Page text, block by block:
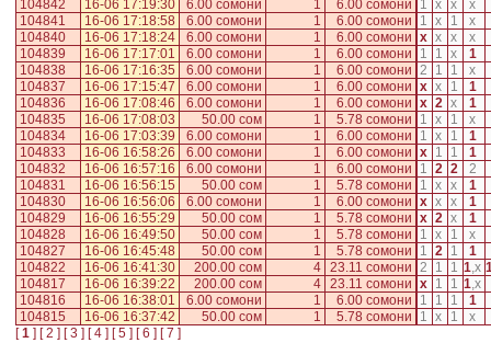
104842
16-06 17:19:30 6.00 сомони 1 6.00 сомони 1 x x
x
104841
16-06 17:18:58 6.00 сомони 1 6.00 сомони 1 x 1
x
104840
16-06 17:18:24 6.00 сомони 1 6.00 сомони x x x
x
104839
16-06 17:17:01 6.00 сомони 1 6.00 сомони 1 1 x 1
104838
16-06 17:16:35 6.00 сомони 1 6.00 сомони 2 1 1
x
104837
16-06 17:15:47 6.00 сомони 1 6.00 сомони x x 1 1
104836
16-06 17:08:46 6.00 сомони 1 6.00 сомони x 2 x 1
104835
16-06 17:08:03 50.00 сом 1 5.78 сомони 1 x 1 x
104834
16-06 17:03:39 6.00 сомони 1 6.00 сомони 1 x 1
1
104833
16-06 16:58:26 6.00 сомони 1 6.00 сомони x 1 1 1
104832
16-06 16:57:16 6.00 сомони 1 6.00 сомони 1 2 2
2
104831
16-06 16:56:15 50.00 сом 1 5.78 сомони 1 x x
1
104830
16-06 16:56:06 6.00 сомони 1 6.00 сомони x x x
1
104829
16-06 16:55:29 50.00 сом 1 5.78 сомони x 2 x 1
104828
16-06 16:49:50 50.00 сом 1 5.78 сомони 1 x 1 x
104827
16-06 16:45:48 50.00 сом 1 5.78 сомони 1 2 1 1
104822
16-06 16:41:30 200.00 сом 4 23.11 сомони 2 1 1 1,x
104817
16-06 16:39:22 200.00 сом 4 23.11 сомони x 1 1 1,x
104816
16-06 16:38:01 6.00 сомони 1 6.00 сомони 1 1 1 1
104815
16-06 16:37:42 50.00 сом 1 5.78 сомони 1 x 1
x
[1 ] [2 ] [3 ] [4 ] [5 ] [6 ] [7 ]